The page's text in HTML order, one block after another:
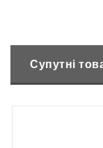
Супутні